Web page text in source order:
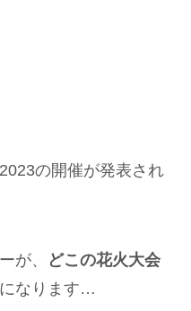
の開催が発表され
が、
どこの花火大会
なります…